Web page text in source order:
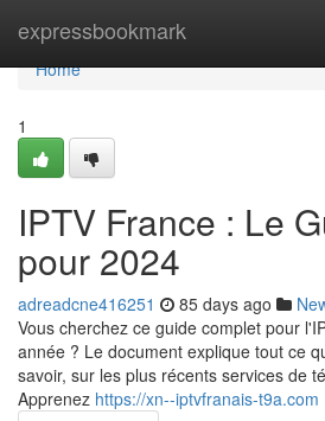
expressbookmark
Home
Home
1
IPTV France : Le
pour 2024
adreadcne416251 85 days ago
Vous cherchez ce guide complet pour
année ? Le document explique tout ce
savoir, sur les plus récents services de
Apprenez https://xn--iptvfranais-t9a.com